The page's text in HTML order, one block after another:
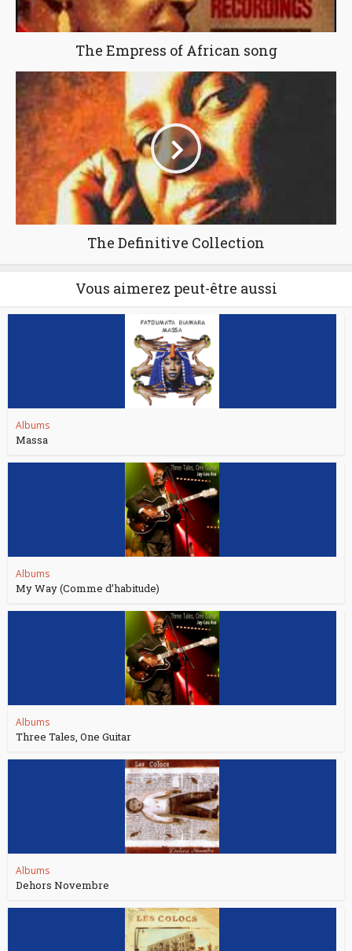
The Empress of African song
The Definitive Collection
Vous aimerez peut-être aussi
Albums
Massa
Albums
My Way (Comme d’habitude)
Albums
Three Tales, One Guitar
Albums
Dehors Novembre